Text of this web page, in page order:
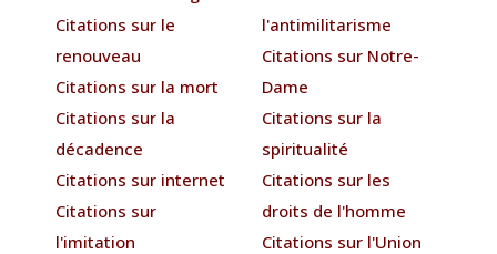
Citations sur le
renouveau
Citations sur la mort
Citations sur la
décadence
Citations sur internet
Citations sur
l'imitation
l'antimilitarisme
Citations sur Notre-
Dame
Citations sur la
spiritualité
Citations sur les
droits de l'homme
Citations sur l'Union